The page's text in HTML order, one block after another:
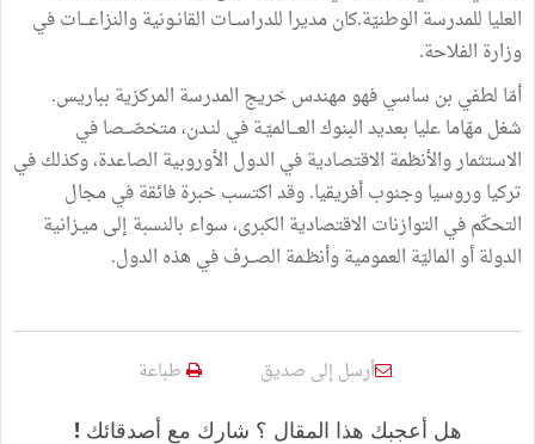
العليا للمدرسة الوطنيّة.كان مديرا للدراســات القانـونية والنزاعـــات في
وزارة الفلاحة.
أمّا لطفي بن ساسي فهو مهندس خريج المدرسة المركزية بباريس.
شغل مهّاما عليا بعديد البنوك العـــالميّـة في لنـدن، متخصّــصا في
الاستثمار والأنظمة الاقتصادية في الدول الأوروبية الصاعدة، وكذلك في
تركيا وروسيا وجنوب أفريقيا. وقد اكتسب خبرة فائقة في مجال
التحكّم في التوازنات الاقتصادية الكبرى، سواء بالنسبة إلى ميـزانية
الدولة أو الماليّة العمومية وأنظـمة الصــرف في هذه الدول.
أرسل إلى صديق طباعة
هل أعجبك هذا المقال ؟ شارك مع أصدقائك !